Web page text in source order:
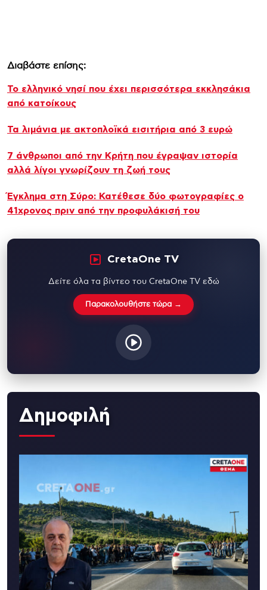
Διαβάστε επίσης:
Το ελληνικό νησί που έχει περισσότερα εκκλησάκια
από κατοίκους
Τα λιμάνια με ακτοπλοϊκά εισιτήρια από 3 ευρώ
7 άνθρωποι από την Κρήτη που έγραψαν ιστορία
αλλά λίγοι γνωρίζουν τη ζωή τους
Έγκλημα στη Σύρο: Κατέθεσε δύο φωτογραφίες ο
41χρονος πριν από την προφυλάκισή του
CretaOne TV
Δείτε όλα τα βίντεο του CretaOne TV εδώ
Παρακολουθήστε τώρα →
Δημοφιλή